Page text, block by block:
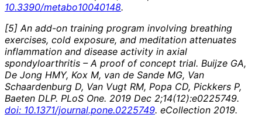
10.3390/metabo10040148.
[5] An add-on training program involving breathing
exercises, cold exposure, and meditation attenuates
inflammation and disease activity in axial
spondyloarthritis – A proof of concept trial. Buijze GA,
De Jong HMY, Kox M, van de Sande MG, Van
Schaardenburg D, Van Vugt RM, Popa CD, Pickkers P,
Baeten DLP. PLoS One. 2019 Dec 2;14(12):e0225749.
doi: 10.1371/journal.pone.0225749. eCollection 2019.